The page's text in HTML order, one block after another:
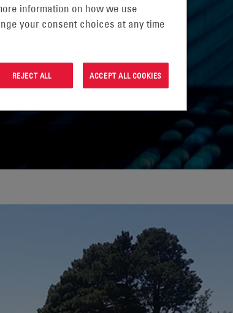
information on how we use
your consent choices at any time
REJECT ALL ACCEPT ALL COOKIES